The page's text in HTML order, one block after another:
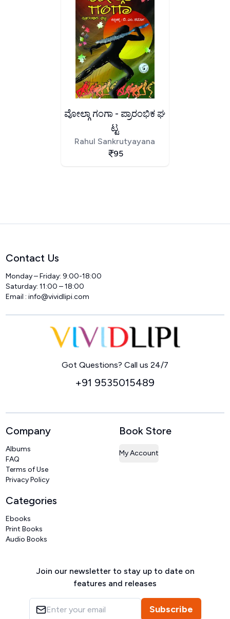
ವೋಲ್ಗಾ ಗಂಗಾ - ಪ್ರಾರಂಭಿಕ ಘ
ಟ್ಟ
Rahul Sankrutyayana
95
Contact Us
Monday – Friday: 9:00-18:00
Saturday: 11:00 – 18:00
Email :info@vividlipi.com
Got Questions? Call us 24/7
+91 9535015489
Company
Albums
FAQ
Terms of Use
Privacy Policy
Book Store
My Account
Categories
Ebooks
Print Books
Audio Books
Join our newsletter to stay up to date on
features and releases
Subscribe